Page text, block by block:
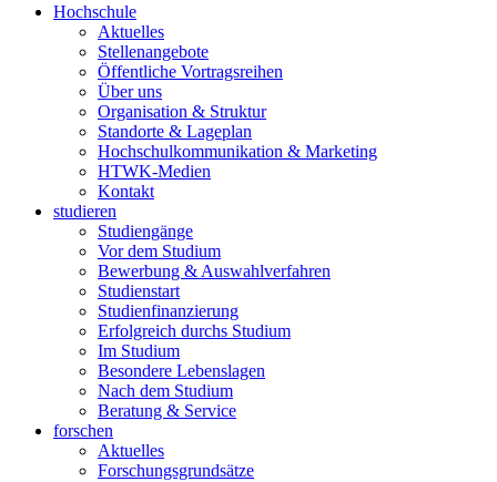
Hochschule
Aktuelles
Stellenangebote
Öffentliche Vortragsreihen
Über uns
Organisation & Struktur
Standorte & Lageplan
Hochschulkommunikation & Marketing
HTWK-Medien
Kontakt
studieren
Studiengänge
Vor dem Studium
Bewerbung & Auswahlverfahren
Studienstart
Studienfinanzierung
Erfolgreich durchs Studium
Im Studium
Besondere Lebenslagen
Nach dem Studium
Beratung & Service
forschen
Aktuelles
Forschungsgrundsätze